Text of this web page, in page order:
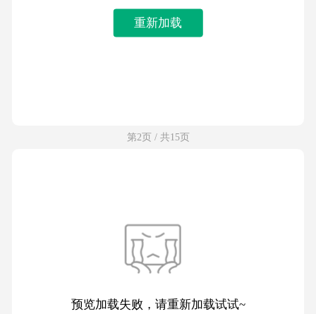
重新加载
第2页 / 共15页
预览加载失败，请重新加载试试~